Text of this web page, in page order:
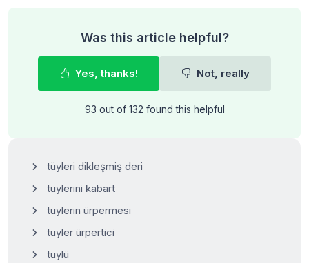
Was this article helpful?
Yes, thanks! Not, really
93 out of 132 found this helpful
tüyleri dikleşmiş deri
tüylerini kabart
tüylerin ürpermesi
tüyler ürpertici
tüylü